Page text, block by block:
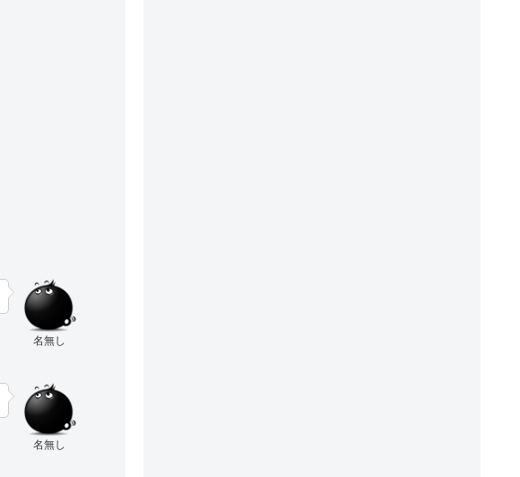
名無し
名無し